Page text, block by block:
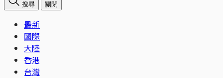
搜尋 關閉
最新
國際
大陸
香港
台灣